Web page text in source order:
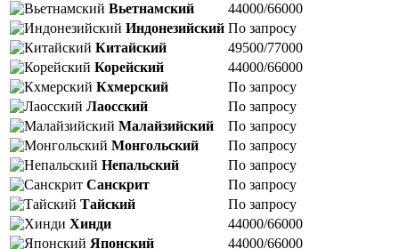
Вьетнамский
44000/66000
Индонезийский По запросу
Китайский
49500/77000
Корейский
44000/66000
Кхмерский
По запросу
Лаосский
По запросу
Малайзийский
По запросу
Монгольский
По запросу
Непальский
По запросу
Санскрит
По запросу
Тайский
По запросу
Хинди
44000/66000
Японский
44000/66000